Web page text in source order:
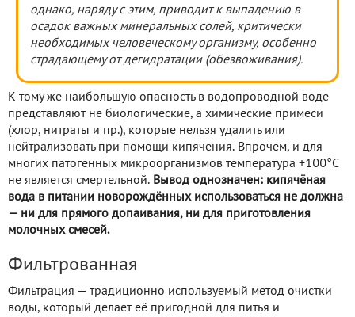
однако, наряду с этим, приводит к выпадению в
осадок важных минеральных солей, критически
необходимых человеческому организму, особенно
страдающему от дегидратации (обезвоживания).
К тому же наибольшую опасность в водопроводной воде
представляют не биологические, а химические примеси
(хлор, нитраты и пр.), которые нельзя удалить или
нейтрализовать при помощи кипячения. Впрочем, и для
многих патогенных микроорганизмов температура +100°С
не является смертельной. Вывод однозначен: кипячёная
вода в питании новорождённых использоваться не должна
— ни для прямого допаивания, ни для приготовления
молочных смесей.
Фильтрованная
Фильтрация — традиционно используемый метод очистки
воды, который делает её пригодной для питья и